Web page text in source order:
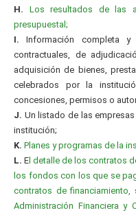
H.
Los resultados de las
presupuestal;
I. Información completa y
contractuales, de
adquisición de bienes,
celebrados por la
concesiones, permisos o
J. Un listado de las
institución;
K. Planes y programas de la
L. E l detalle de los contratos
los fondos con los que se
contratos de
Administración Financiera y